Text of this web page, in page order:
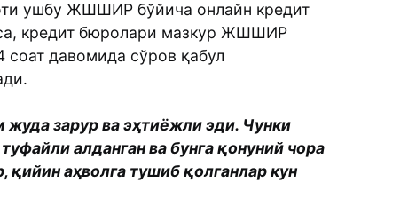
ушбу ЖШШИР бўйича онлайн кредит
кредит бюролари мазкур ЖШШИР
соат давомида сўров қабул
зарур ва эҳтиёжли эди. Чунки
алданган ва бунга қонуний чора
қийин аҳволга тушиб қолганлар кун